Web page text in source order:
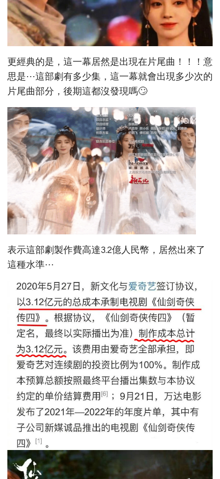
更經典的是，這一幕居然是出現在片尾曲！！！意
思是⋯這部劇有多少集，這一幕就會出現多少次的
片尾曲部分，後期這都沒發現嗎🙄
表示這部劇製作費高達3.2億人民幣，居然出來了
這種水準⋯